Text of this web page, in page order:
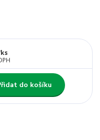
ks
do košíku